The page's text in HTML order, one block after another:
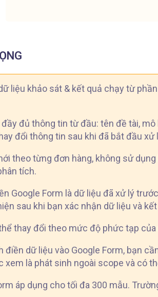
liệu khảo sát & kết quả chạy từ
đủ thông tin từ đầu: tên đề tài,
đổi thông tin sau khi đã bắt đầu
theo từng đơn hàng, không sử
tích.
Google Form là dữ liệu đã xử lý
sau khi bạn xác nhận dữ liệu và
thay đổi theo mức độ phức tạp
điền dữ liệu vào Google Form, bạn
xem là phát sinh ngoài scope và có
áp dụng cho tối đa 300 mẫu.